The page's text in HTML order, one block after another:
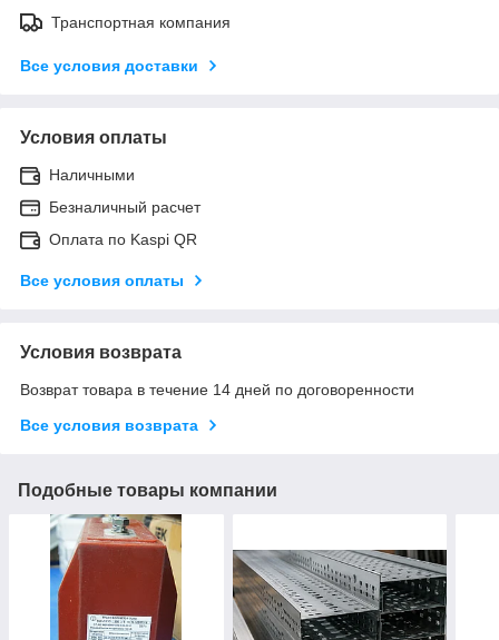
Транспортная компания
Все условия доставки
Условия оплаты
Наличными
Безналичный расчет
Оплата по Kaspi QR
Все условия оплаты
Условия возврата
Возврат товара в течение 14 дней по договоренности
Все условия возврата
Подобные товары компании